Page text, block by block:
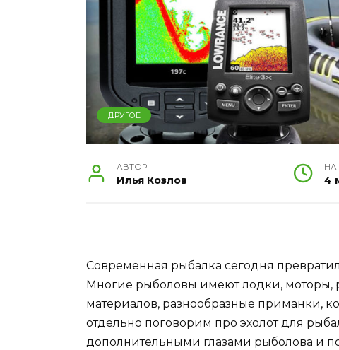
ДРУГОЕ
АВТОР
Илья Козлов
НА
4
Современная рыбалка сегодня
Многие рыболовы имеют лодки, моторы,
материалов, разнообразные приманки,
отдельно поговорим про эхолот для
дополнительными глазами рыболова и